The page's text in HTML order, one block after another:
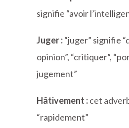
signifie “avoir
Juger :“juger” signifie
opinion”, “critiquer”,
jugement”
Hâtivement :cet
“rapidement”